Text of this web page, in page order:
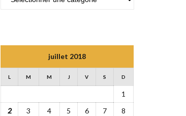
juillet 2018
L M M J V S D
1
2
3 4 5 6 7
8